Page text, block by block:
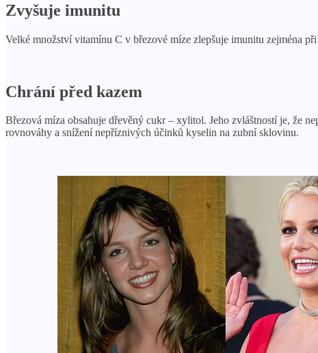
Zvyšuje imunitu
Velké množství vitamínu C v březové míze zlepšuje imunitu zejména
Chrání před kazem
Březová míza obsahuje dřevěný cukr – xylitol. Jeho zvláštností je, že
rovnováhy a snížení nepříznivých účinků kyselin na zubní sklovinu.